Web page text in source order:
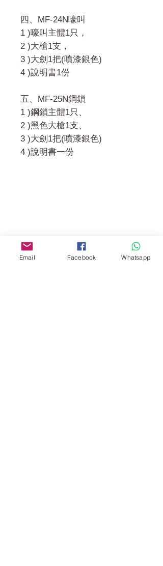
四、MF-24N嚎叫
1 )嚎叫主體1只，
2 )大槍1支，
3 )大劍1把(噴漆銀色)
4 )說明書1份
五、MF-25N鋼鎖
1 )鋼鎖主體1只、
2 )黑色大槍1支、
3 )大劍1把(噴漆銀色)
4 )說明書一份
油麻地彌敦道534-538
現時點
商場2樓275A
Email Facebook Whatsapp